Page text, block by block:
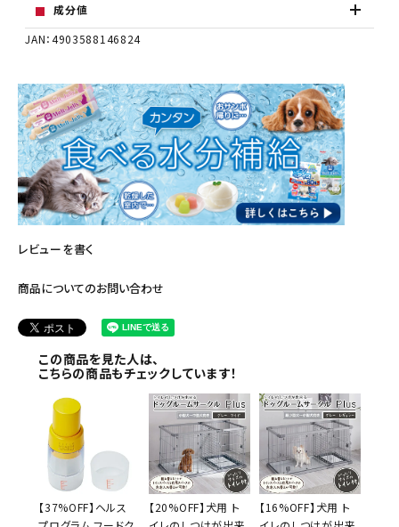
成分値
JAN：4903588146824
レビューを書く
商品についてのお問い合わせ
この商品を見た人は、
こちらの商品もチェックしています！
【37%OFF】ヘルス
【20%OFF】犬用 ト
【16%OFF】犬用 ト